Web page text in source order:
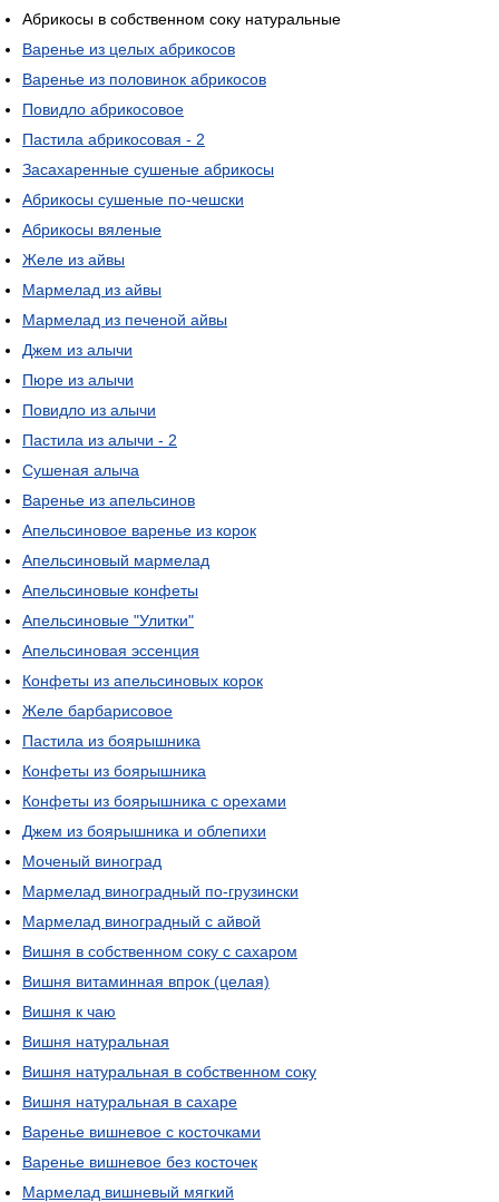
Абрикосы в собственном соку натуральные
Варенье из целых абрикосов
Варенье из половинок абрикосов
Повидло абрикосовое
Пастила абрикосовая - 2
Засахаренные сушеные абрикосы
Абрикосы сушеные по-чешски
Абрикосы вяленые
Желе из айвы
Мармелад из айвы
Мармелад из печеной айвы
Джем из алычи
Пюре из алычи
Повидло из алычи
Пастила из алычи - 2
Сушеная алыча
Варенье из апельсинов
Апельсиновое варенье из корок
Апельсиновый мармелад
Апельсиновые конфеты
Апельсиновые "Улитки"
Апельсиновая эссенция
Конфеты из апельсиновых корок
Желе барбарисовое
Пастила из боярышника
Конфеты из боярышника
Конфеты из боярышника с орехами
Джем из боярышника и облепихи
Моченый виноград
Мармелад виноградный по-грузински
Мармелад виноградный с айвой
Вишня в собственном соку с сахаром
Вишня витаминная впрок (целая)
Вишня к чаю
Вишня натуральная
Вишня натуральная в собственном соку
Вишня натуральная в сахаре
Варенье вишневое с косточками
Варенье вишневое без косточек
Мармелад вишневый мягкий